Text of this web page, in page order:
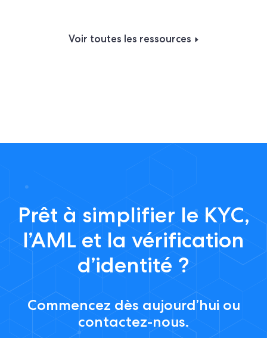
Voir toutes les ressources
Prêt à simplifier le KYC,
l’AML et la vérification
d’identité ?
Commencez dès aujourd’hui ou
contactez-nous.